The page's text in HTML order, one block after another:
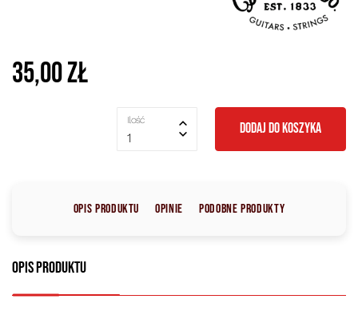
35,00 zł
Ilość
1
DODAJ DO KOSZYKA
Opis produktu Opinie Podobne produkty
Opis produktu